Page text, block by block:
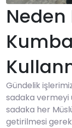
Gündelik
sadaka vermeyi
sadaka her
getirilmesi